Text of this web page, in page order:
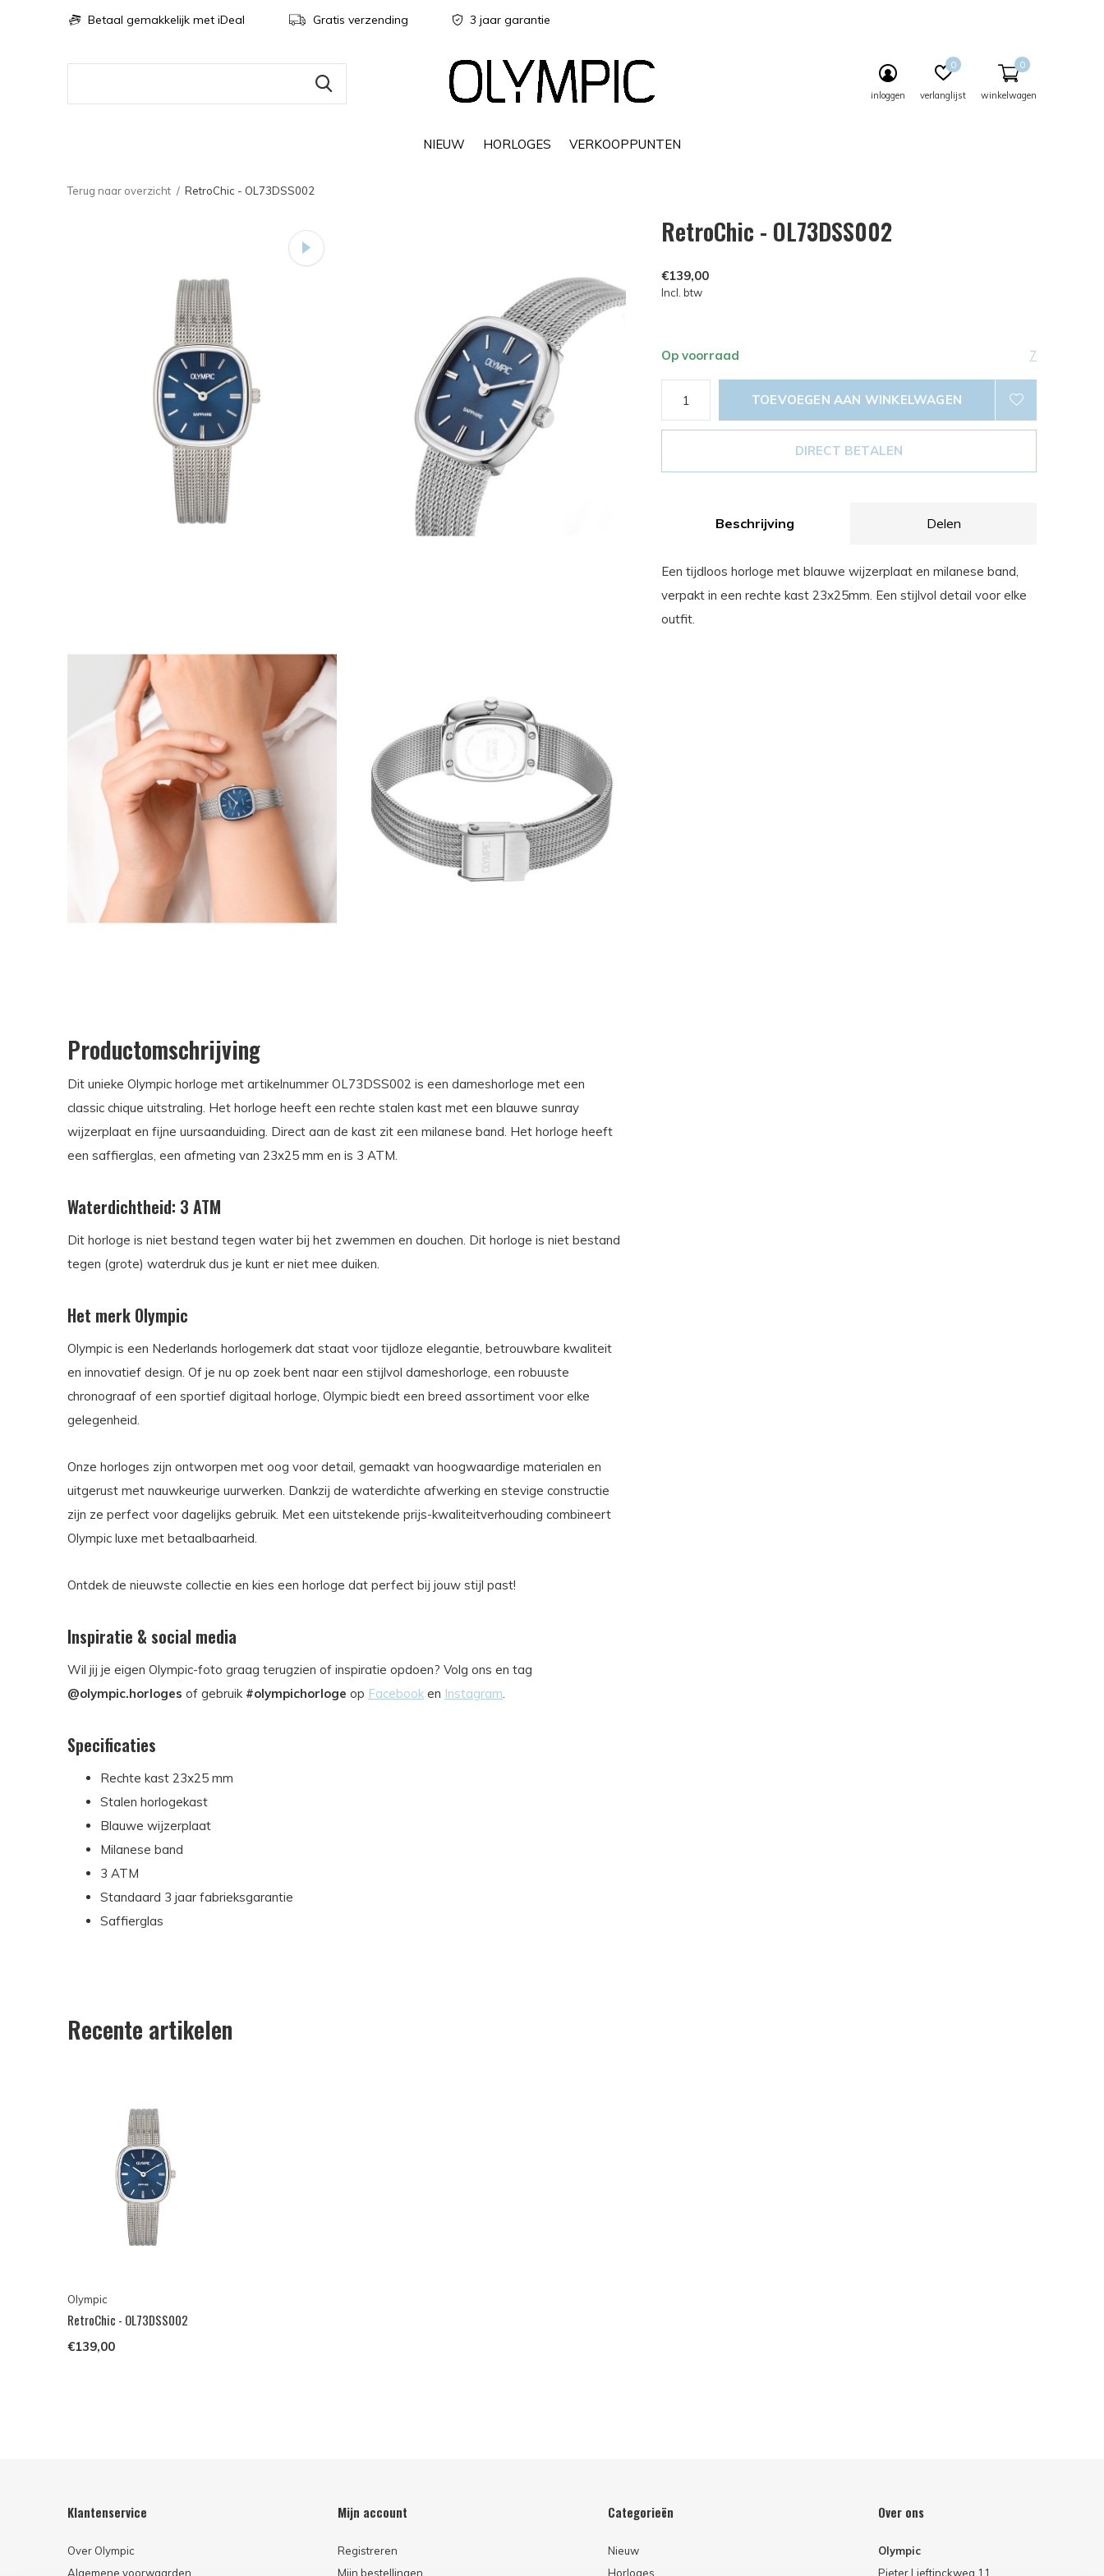
NIEUW HORLOGES VERKOOPPUNTEN
inloggen verlanglijst
0
winkelwagen
0
Betaal gemakkelijk met iDeal Gratis verzending 3 jaar garantie
Terug naar overzicht RetroChic - OL73DSS002
RetroChic - OL73DSS002
€139,00
Incl. btw
Op voorraad 7
TOEVOEGEN AAN WINKELWAGEN
DIRECT BETALEN
Beschrijving Delen
Een tijdloos horloge met blauwe wijzerplaat en milanese band,
verpakt in een rechte kast 23x25mm. Een stijlvol detail voor elke
outfit.
Productomschrijving
Dit unieke Olympic horloge met artikelnummer OL73DSS002 is een dameshorloge met een
classic chique uitstraling. Het horloge heeft een rechte stalen kast met een blauwe sunray
wijzerplaat en fijne uursaanduiding. Direct aan de kast zit een milanese band. Het horloge heeft
een saffierglas, een afmeting van 23x25 mm en is 3 ATM.
Waterdichtheid: 3 ATM
Dit horloge is niet bestand tegen water bij het zwemmen en douchen. Dit horloge is niet bestand
tegen (grote) waterdruk dus je kunt er niet mee duiken.
Het merk Olympic
Olympic is een Nederlands horlogemerk dat staat voor tijdloze elegantie, betrouwbare kwaliteit
en innovatief design. Of je nu op zoek bent naar een stijlvol dameshorloge, een robuuste
chronograaf of een sportief digitaal horloge, Olympic biedt een breed assortiment voor elke
gelegenheid.
Onze horloges zijn ontworpen met oog voor detail, gemaakt van hoogwaardige materialen en
uitgerust met nauwkeurige uurwerken. Dankzij de waterdichte afwerking en stevige constructie
zijn ze perfect voor dagelijks gebruik. Met een uitstekende prijs-kwaliteitverhouding combineert
Olympic luxe met betaalbaarheid.
Ontdek de nieuwste collectie en kies een horloge dat perfect bij jouw stijl past!
Inspiratie & social media
Wil jij je eigen Olympic-foto graag terugzien of inspiratie opdoen? Volg ons en tag
@olympic.horloges of gebruik #olympichorloge op Facebook en Instagram.
Specificaties
Rechte kast 23x25 mm
Stalen horlogekast
Blauwe wijzerplaat
Milanese band
3 ATM
Standaard 3 jaar fabrieksgarantie
Saffierglas
Recente artikelen
Olympic
RetroChic - OL73DSS002
€139,00
Klantenservice
Over Olympic
Algemene voorwaarden
Mijn account
Registreren
Mijn bestellingen
Categorieën
Nieuw
Horloges
Over ons
Olympic
Pieter Lieftinckweg 11